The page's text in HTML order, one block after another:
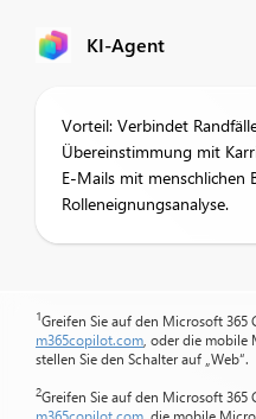
KI-Agent
Vorteil: Verbindet
Übereinstimmung mit
E-Mails mit menschlichen
Rolleneignungsanalyse.
1Greifen Sie auf den Microsoft 365
m365copilot.com , oder die
stellen Sie den Schalter auf „Web“.
2Greifen Sie auf den Microsoft 365